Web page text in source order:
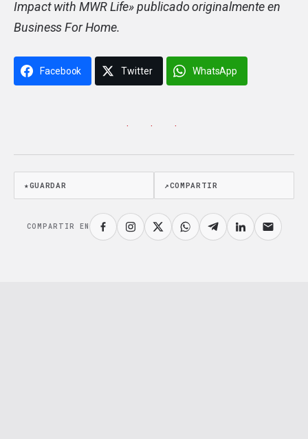
Impact with MWR Life» publicado originalmente en
Business For Home.
Facebook Twitter WhatsApp
· · ·
★GUARDAR ↗COMPARTIR
COMPARTIR EN